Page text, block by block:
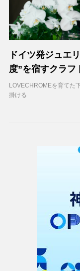
ドイツ発ジュエ
度”を宿すクラフ
LOVECHROMEを育てた
掛ける